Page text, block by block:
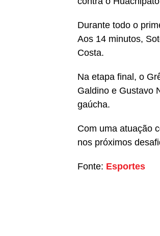
Durante todo o
Aos 14 minutos,
Costa.
Na etapa final, o
Galdino e Gustavo
gaúcha.
Com uma atuação
nos próximos
Fonte: Esportes